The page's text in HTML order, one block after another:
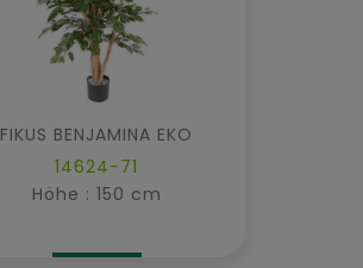
FIKUS BENJAMINA EKO
14624-71
Höhe : 150 cm